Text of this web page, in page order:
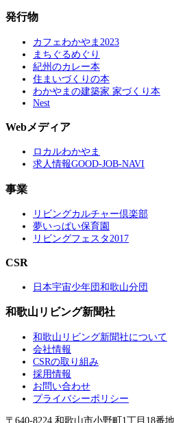
発行物
カフェわかやま2023
まちぐるめぐり
紀州のカレー本
住まいづくりの本
わかやまの建築家 家づくり本
Nest
Webメディア
ロカルわかやま
求人情報GOOD-JOB-NAVI
事業
リビングカルチャー倶楽部
夢いっぱい保育園
リビングフェスタ2017
CSR
日本宇宙少年団和歌山分団
和歌山リビング新聞社
和歌山リビング新聞社について
会社情報
CSRの取り組み
採用情報
お問い合わせ
プライバシーポリシー
〒640-8224 和歌山市小野町1丁目18